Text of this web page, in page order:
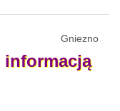
Gniezno
informacją